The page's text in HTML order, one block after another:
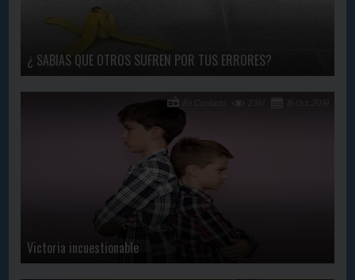
¿ SABIAS QUE OTROS SUFREN POR TUS ERRORES?
Victoria incuestionable
16 Oct, 2019
2361
En Contacto